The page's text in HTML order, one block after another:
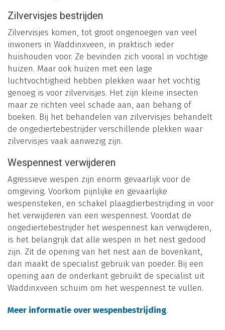
Zilvervisjes bestrijden
Zilvervisjes komen, tot groot ongenoegen van veel
inwoners in Waddinxveen, in praktisch ieder
huishouden voor. Ze bevinden zich vooral in vochtige
huizen. Maar ook huizen met een lage
luchtvochtigheid hebben plekken waar het vochtig
genoeg is voor zilvervisjes. Het zijn kleine insecten
maar ze richten veel schade aan, aan behang of
boeken. Bij het behandelen van zilvervisjes behandelt
de ongediertebestrijder verschillende plekken waar
zilvervisjes vaak aanwezig zijn.
Wespennest verwijderen
Agressieve wespen zijn enorm gevaarlijk voor de
omgeving. Voorkom pijnlijke en gevaarlijke
wespensteken, en schakel plaagdierbestrijding in voor
het verwijderen van een wespennest. Voordat de
ongediertebestrijder het wespennest kan verwijderen,
is het belangrijk dat alle wespen in het nest gedood
zijn. Zit de opening van het nest aan de bovenkant,
dan maakt de specialist gebruik van poeder. Bij een
opening aan de onderkant gebruikt de specialist uit
Waddinxveen schuim om het wespennest te vullen.
Meer informatie over wespenbestrijding.